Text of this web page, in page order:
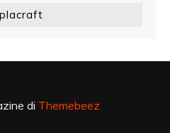
di Themebeez